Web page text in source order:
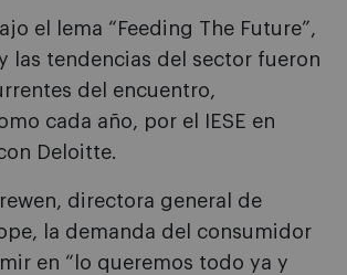
el lema “Feeding The Future”,
las tendencias del sector fueron
del encuentro,
cada año, por el IESE en
Deloitte.
directora general de
la demanda del consumidor
en “lo queremos todo ya y